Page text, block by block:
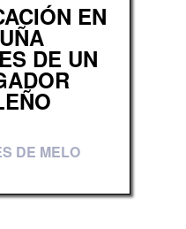
EN
DE UN
DE MELO